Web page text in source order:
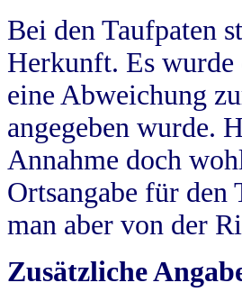
Bei den Taufpaten
Herkunft. Es wurde
eine Abweichung
angegeben wurde.
Annahme doch
Ortsangabe für den
man aber von der
Zusätzliche